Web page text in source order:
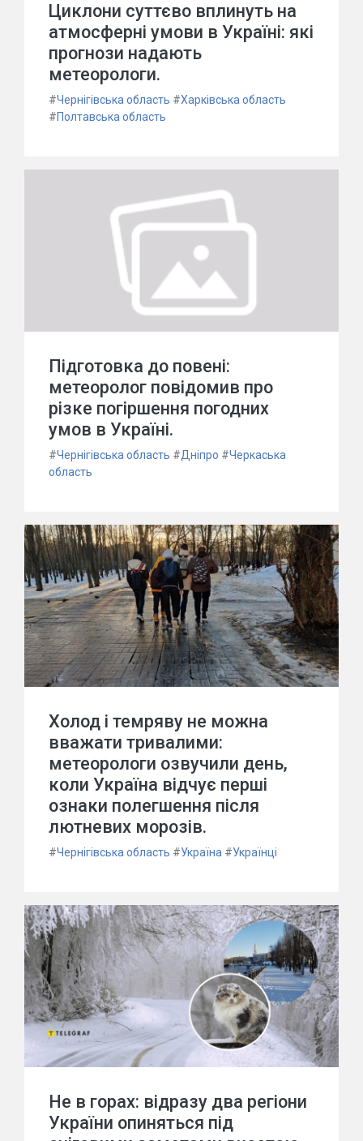
Циклони суттєво вплинуть на
атмосферні умови в Україні: які
прогнози надають
метеорологи.
#Чернігівська область #Харківська область
#Полтавська область
Підготовка до повені:
метеоролог повідомив про
різке погіршення погодних
умов в Україні.
#Чернігівська область #Дніпро #Черкаська
область
Холод і темряву не можна
вважати тривалими:
метеорологи озвучили день,
коли Україна відчує перші
ознаки полегшення після
лютневих морозів.
#Чернігівська область #Україна #Українці
Не в горах: відразу два регіони
України опиняться під